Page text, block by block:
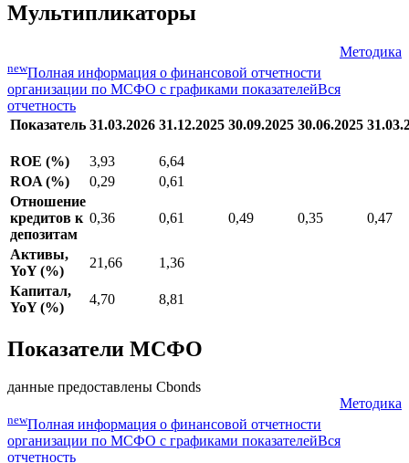
Мультипликаторы
Методика
newПолная информация о финансовой отчетности
организации по МСФО с графиками показателейВся
отчетность
Показатель 31.03.2026 31.12.2025 30.09.2025 30.06.2025
ROE (%) 3,93
6,64
ROA (%)
0,29
0,61
Отношение
кредитов к
депозитам
0,36 0,61 0,49 0,35 0,47
Активы,
YoY (%)
21,66
1,36
Капитал,
YoY (%)
4,70 8,81
Показатели МСФО
данные предоставлены Cbonds
Методика
newПолная информация о финансовой отчетности
организации по МСФО с графиками показателейВся
отчетность